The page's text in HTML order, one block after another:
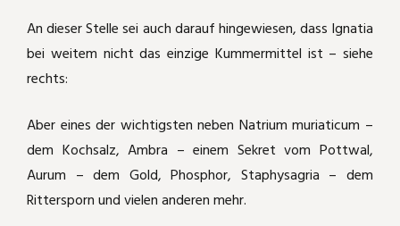
An dieser Stelle sei auch darauf hingewiesen, dass Ignatia
bei weitem nicht das einzige Kummermittel ist – siehe
rechts:
Aber eines der wichtigsten neben Natrium muriaticum –
dem Kochsalz, Ambra – einem Sekret vom Pottwal,
Aurum – dem Gold, Phosphor, Staphysagria – dem
Rittersporn und vielen anderen mehr.